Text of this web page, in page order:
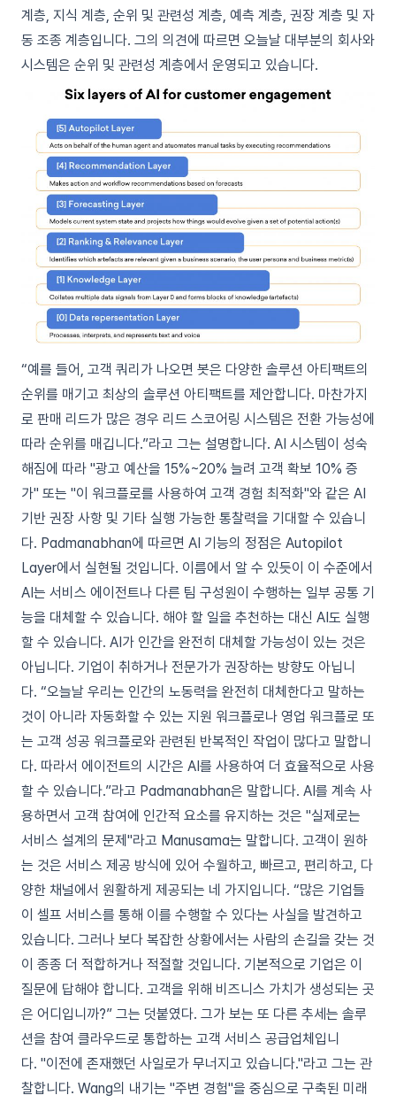
계층, 지식 계층, 순위 및 관련성 계층, 예측 계층, 권장 계층 및 자
동 조종 계층입니다. 그의 의견에 따르면 오늘날 대부분의 회사와
시스템은 순위 및 관련성 계층에서 운영되고 있습니다.
“예를 들어, 고객 쿼리가 나오면 봇은 다양한 솔루션 아티팩트의
순위를 매기고 최상의 솔루션 아티팩트를 제안합니다. 마찬가지
로 판매 리드가 많은 경우 리드 스코어링 시스템은 전환 가능성에
따라 순위를 매깁니다.”라고 그는 설명합니다. AI 시스템이 성숙
해짐에 따라 "광고 예산을 15%~20% 늘려 고객 확보 10% 증
가" 또는 "이 워크플로를 사용하여 고객 경험 최적화"와 같은 AI
기반 권장 사항 및 기타 실행 가능한 통찰력을 기대할 수 있습니
다. Padmanabhan에 따르면 AI 기능의 정점은 Autopilot
Layer에서 실현될 것입니다. 이름에서 알 수 있듯이 이 수준에서
AI는 서비스 에이전트나 다른 팀 구성원이 수행하는 일부 공통 기
능을 대체할 수 있습니다. 해야 할 일을 추천하는 대신 AI도 실행
할 수 있습니다. AI가 인간을 완전히 대체할 가능성이 있는 것은
아닙니다. 기업이 취하거나 전문가가 권장하는 방향도 아닙니
다. “오늘날 우리는 인간의 노동력을 완전히 대체한다고 말하는
것이 아니라 자동화할 수 있는 지원 워크플로나 영업 워크플로 또
는 고객 성공 워크플로와 관련된 반복적인 작업이 많다고 말합니
다. 따라서 에이전트의 시간은 AI를 사용하여 더 효율적으로 사용
할 수 있습니다.”라고 Padmanabhan은 말합니다. AI를 계속 사
용하면서 고객 참여에 인간적 요소를 유지하는 것은 "실제로는
서비스 설계의 문제"라고 Manusama는 말합니다. 고객이 원하
는 것은 서비스 제공 방식에 있어 수월하고, 빠르고, 편리하고, 다
양한 채널에서 원활하게 제공되는 네 가지입니다. “많은 기업들
이 셀프 서비스를 통해 이를 수행할 수 있다는 사실을 발견하고
있습니다. 그러나 보다 복잡한 상황에서는 사람의 손길을 갖는 것
이 종종 더 적합하거나 적절할 것입니다. 기본적으로 기업은 이
질문에 답해야 합니다. 고객을 위해 비즈니스 가치가 생성되는 곳
은 어디입니까?” 그는 덧붙였다. 그가 보는 또 다른 추세는 솔루
션을 참여 클라우드로 통합하는 고객 서비스 공급업체입니
다. "이전에 존재했던 사일로가 무너지고 있습니다."라고 그는 관
찰합니다. Wang의 내기는 "주변 경험"을 중심으로 구축된 미래